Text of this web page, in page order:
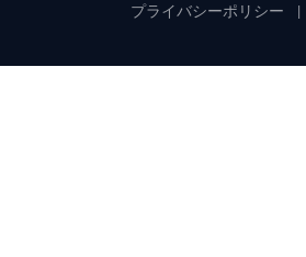
プライバシーポリシー
|